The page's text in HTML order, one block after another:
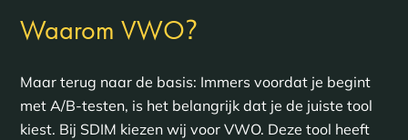
Waarom VWO?
Maar terug naar de basis: Immers voordat je begint
met A/B-testen, is het belangrijk dat je de juiste tool
kiest. Bij SDIM kiezen wij voor VWO. Deze tool heeft